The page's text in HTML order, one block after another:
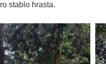
stablo hrasta.